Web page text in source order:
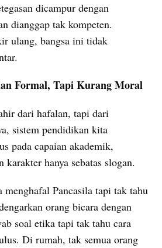
dicampur dengan
dianggap tak kompeten.
ulang, bangsa ini tidak
Formal, Tapi Kurang Moral
dari hafalan, tapi dari
sistem pendidikan kita
pada capaian akademik,
karakter hanya sebatas slogan.
menghafal Pancasila tapi tak tahu
orang bicara dengan
soal etika tapi tak tahu cara
Di rumah, tak semua orang